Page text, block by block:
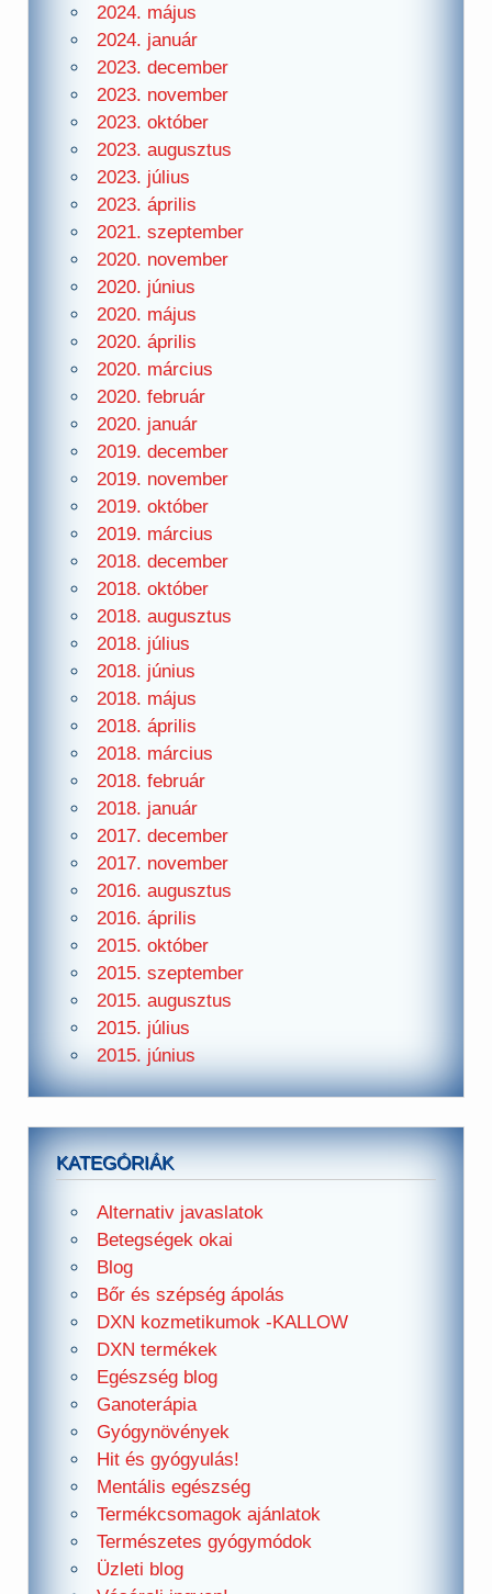
2024. május
2024. január
2023. december
2023. november
2023. október
2023. augusztus
2023. július
2023. április
2021. szeptember
2020. november
2020. június
2020. május
2020. április
2020. március
2020. február
2020. január
2019. december
2019. november
2019. október
2019. március
2018. december
2018. október
2018. augusztus
2018. július
2018. június
2018. május
2018. április
2018. március
2018. február
2018. január
2017. december
2017. november
2016. augusztus
2016. április
2015. október
2015. szeptember
2015. augusztus
2015. július
2015. június
KATEGÓRIÁK
Alternativ javaslatok
Betegségek okai
Blog
Bőr és szépség ápolás
DXN kozmetikumok -KALLOW
DXN termékek
Egészség blog
Ganoterápia
Gyógynövények
Hit és gyógyulás!
Mentális egészség
Termékcsomagok ajánlatok
Természetes gyógymódok
Üzleti blog